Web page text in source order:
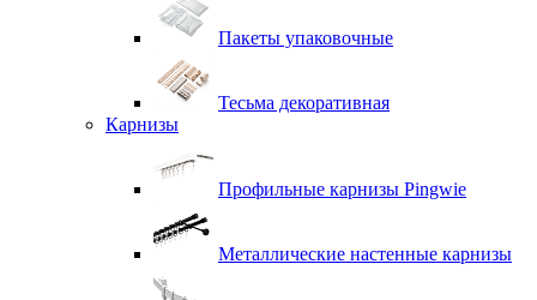
Пакеты упаковочные
Тесьма декоративная
Карнизы
Профильные карнизы Pingwie
Металлические настенные карнизы